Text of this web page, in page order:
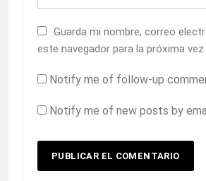
Guarda mi nombre, correo
este navegador para la próxima
Notify me of follow-up
Notify me of new posts by